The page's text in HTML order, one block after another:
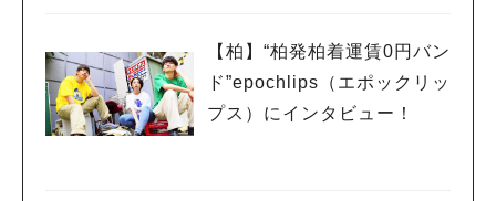
【柏】“柏発柏着運賃0円バン
ド”epochlips（エポックリッ
プス）にインタビュー！